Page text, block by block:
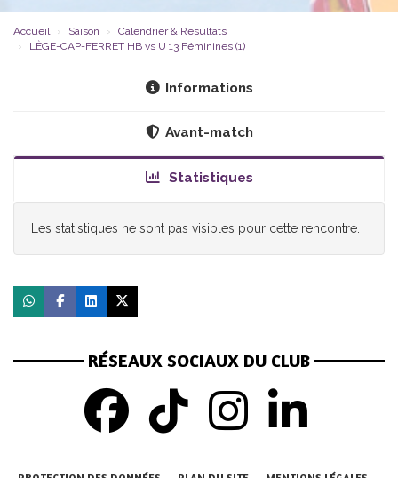
Accueil Saison
Calendrier & Résultats
LÈGE-CAP-FERRET HB vs U 13 Féminines (1)
Informations
Avant-match
Statistiques
Les statistiques ne sont pas visibles pour cette rencontre.
RÉSEAUX SOCIAUX DU CLUB